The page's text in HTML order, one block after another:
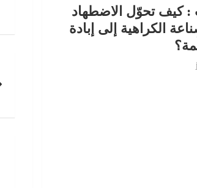
: كيف تحوّل الاضطهاد
الكراهية إلى إبادة